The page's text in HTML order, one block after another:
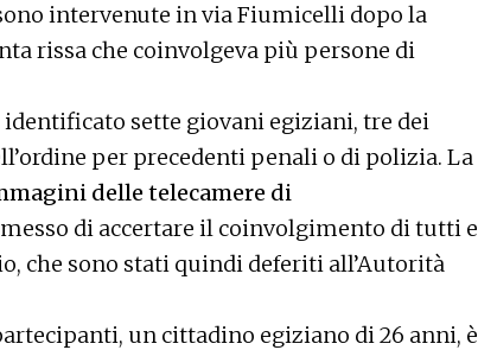
intervenute in via Fiumicelli dopo la
rissa che coinvolgeva più persone di
sette giovani egiziani, tre dei
per precedenti penali o di polizia. La
delle telecamere di
di accertare il coinvolgimento di tutti e
che sono stati quindi deferiti all’Autorità
un cittadino egiziano di 26 anni, è